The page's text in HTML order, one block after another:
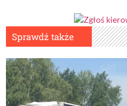
Sprawdź także